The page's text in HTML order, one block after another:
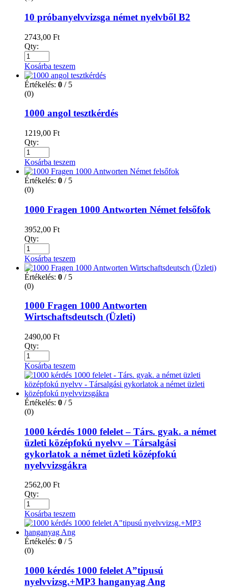
10 próbanyelvvizsga német nyelvből B2
2743,00 Ft
Qty:
Kosárba teszem
Értékelés: 0 / 5
(0)
1000 angol tesztkérdés
1219,00 Ft
Qty:
Kosárba teszem
Értékelés: 0 / 5
(0)
1000 Fragen 1000 Antworten Német felsőfok
3952,00 Ft
Qty:
Kosárba teszem
Értékelés: 0 / 5
(0)
1000 Fragen 1000 Antworten
Wirtschaftsdeutsch (Üzleti)
2490,00 Ft
Qty:
Kosárba teszem
Értékelés: 0 / 5
(0)
1000 kérdés 1000 felelet – Társ. gyak. a német
üzleti középfokú nyelvv – Társalgási
gykorlatok a német üzleti középfokú
nyelvvizsgákra
2562,00 Ft
Qty:
Kosárba teszem
Értékelés: 0 / 5
(0)
1000 kérdés 1000 felelet A”tipusú
nyelvvizsg.+MP3 hanganyag Ang